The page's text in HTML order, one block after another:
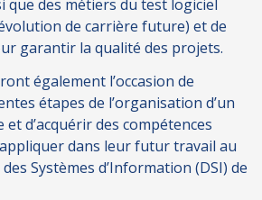
que des métiers du test logiciel
de carrière future) et de
garantir la qualité des projets.
également l’occasion de
étapes de l’organisation d’un
d’acquérir des compétences
dans leur futur travail au
Systèmes d’Information (DSI) de